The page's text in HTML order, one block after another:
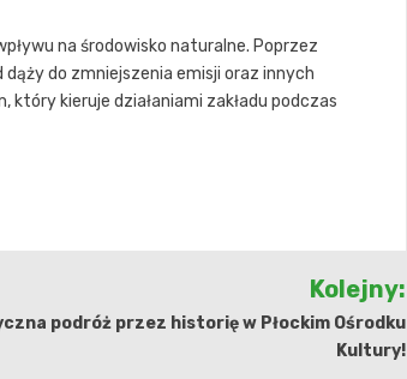
na środowisko naturalne. Poprzez
do zmniejszenia emisji oraz innych
kieruje działaniami zakładu podczas
Kolejny:
podróż przez historię w Płockim Ośrodku
Kultury!